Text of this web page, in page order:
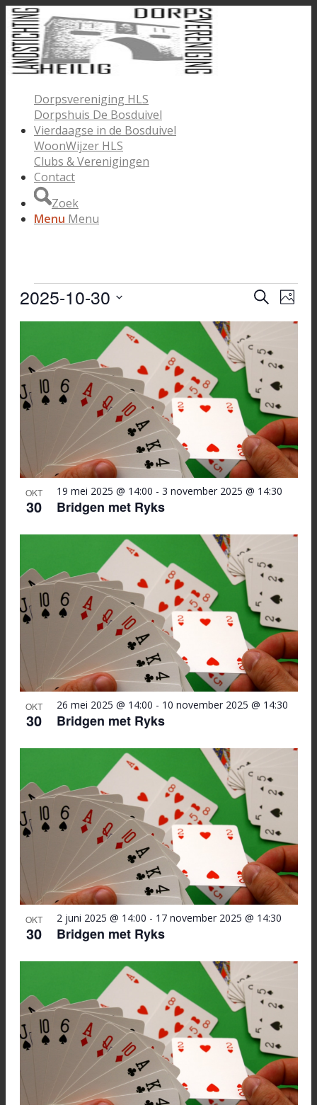
Dorpsvereniging HLS
Dorpshuis De Bosduivel
Vierdaagse in de Bosduivel
WoonWijzer HLS
Clubs & Verenigingen
Contact
Zoek
Menu Menu
Evenementen
Zoeken
en
Zoeken
Foto
2025-10-30
of
events
in
Photo
OKT
30 Bridgen met Ryks
19 mei 2025 @ 14:00 - 3 november 2025 @ 14:30
OKT
30 Bridgen met Ryks
26 mei 2025 @ 14:00 - 10 november 2025 @ 14:30
OKT
30 Bridgen met Ryks
2 juni 2025 @ 14:00 - 17 november 2025 @ 14:30